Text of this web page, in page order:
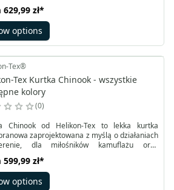
oferuje ulepszone właściwości. W
od poprzednich modeli, cały materiał
jest jednolity – bez softshellu na plecach – co
skuteczność maskowania.
629,99 zł*
options
Tex®
Tex Kurtka Chinook - wszystkie
kolory
0
Chinook od Helikon-Tex to lekka kurtka
zaprojektowana z myślą o działaniach
dla miłośników kamuflażu oraz
deszczem. Prosty, funkcjonalny krój sprawia,
się zarówno podczas służby, jak i
outdoorowych czy wizyt na strzelnicy.
599,99 zł*
options